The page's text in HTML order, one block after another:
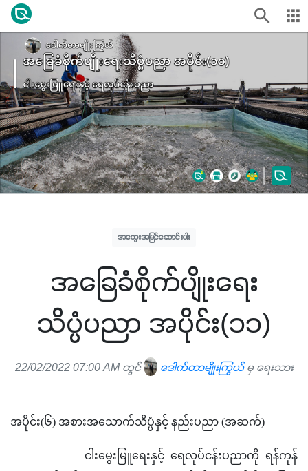
အတွေးအမြင်ဆောင်းပါး
အခြေခံစိုက်ပျိုးရေး
သိပ္ပံပညာ အပိုင်း(၁၁)
22/02/2022 07:00 AM တွင် ဒေါက်တာမျိုးကြွယ်မှ ရေးသား
အပိုင်း(၆) အစားအသောက်သိပ္ပံနှင့် နည်းပညာ (အဆက်)
ငါးမွေးမြူရေးနှင့် ရေလုပ်ငန်းပညာကို ရန်ကုန်